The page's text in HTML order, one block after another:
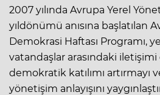
2007 yılında Avrupa Yerel
yıldönümü anısına başlatılan
Demokrasi Haftası Programı,
vatandaşlar arasındaki
demokratik katılımı artırmayı
yönetişim anlayışını